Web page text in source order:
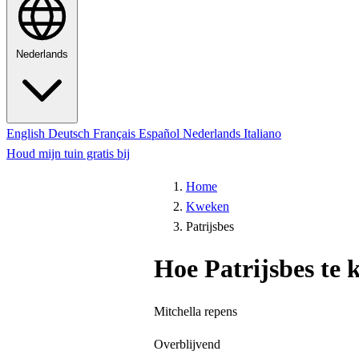
Nederlands
English Deutsch Français Español Nederlands Italiano
Houd mijn tuin gratis bij
Home
Kweken
Patrijsbes
Hoe Patrijsbes te
Mitchella repens
Overblijvend